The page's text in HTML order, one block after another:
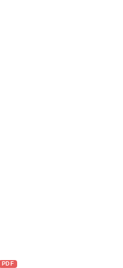
PDF